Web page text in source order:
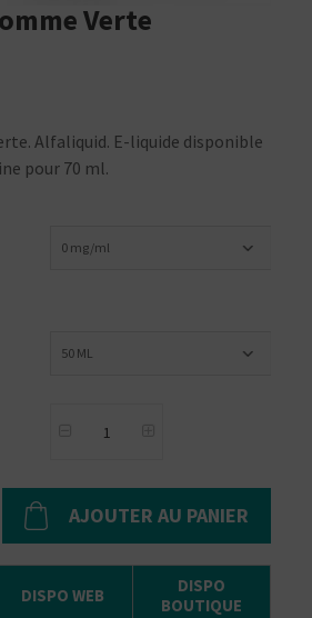
Verte
Alfaliquid. E-liquide disponible
pour 70 ml.
0 mg/ml
50 ML
AJOUTER AU PANIER
DISPO WEB
DISPO
BOUTIQUE